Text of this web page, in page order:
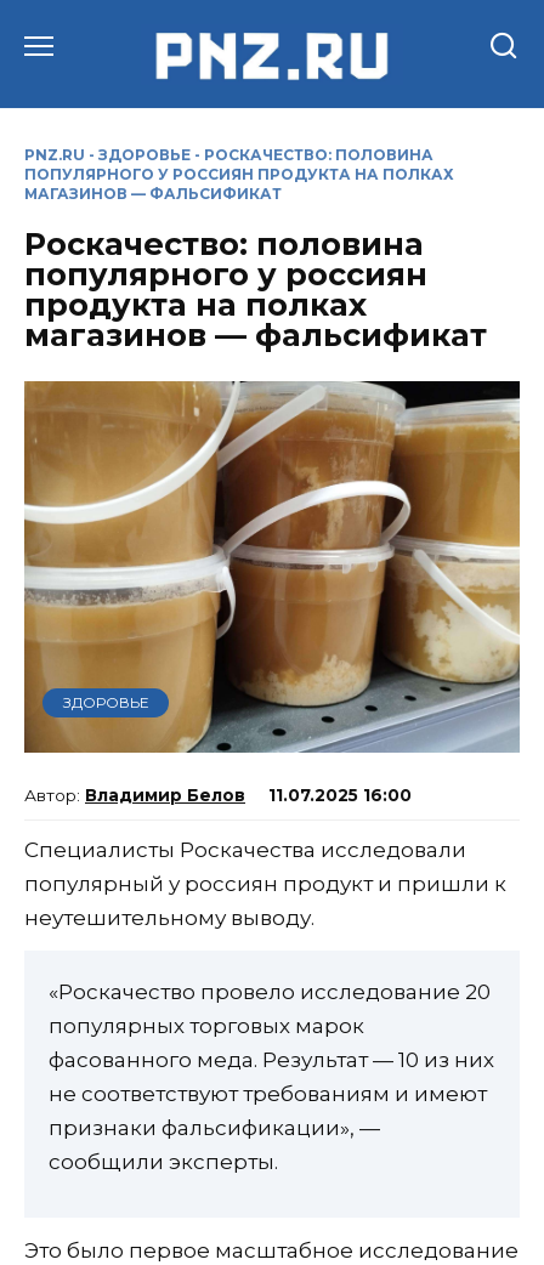
PNZ.RU - ЗДОРОВЬЕ - РОСКАЧЕСТВО: ПОЛОВИНА
ПОПУЛЯРНОГО У РОССИЯН ПРОДУКТА НА ПОЛКАХ
МАГАЗИНОВ — ФАЛЬСИФИКАТ
Роскачество: половина
популярного у россиян
продукта на полках
магазинов — фальсификат
ЗДОРОВЬЕ
Владимир Белов 11.07.2025 16:00
Специалисты Роскачества исследовали
популярный у россиян продукт и пришли к
неутешительному выводу.
«Роскачество провело исследование 20
популярных торговых марок
фасованного меда. Результат — 10 из них
не соответствуют требованиям и имеют
признаки фальсификации», —
сообщили эксперты.
Это было первое масштабное исследование